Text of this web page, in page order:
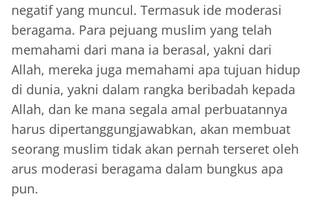
negatif yang muncul. Termasuk ide moderasi
beragama. Para pejuang muslim yang telah
memahami dari mana ia berasal, yakni dari
Allah, mereka juga memahami apa tujuan hidup
di dunia, yakni dalam rangka beribadah kepada
Allah, dan ke mana segala amal perbuatannya
harus dipertanggungjawabkan, akan membuat
seorang muslim tidak akan pernah terseret oleh
arus moderasi beragama dalam bungkus apa
pun.